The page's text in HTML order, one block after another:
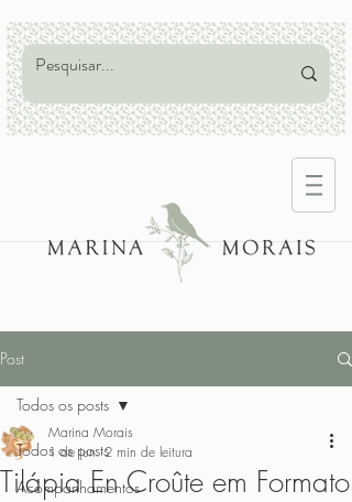
Post
Todos os posts
Acompanhamentos
Todos os posts
Tilápia En Croûte em Formato
Marina Morais
1 de jun. 2 min de leitura